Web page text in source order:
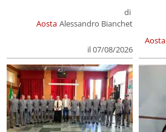
Aosta
di
Alessandro Bianchet
il 07/08/2026
Aosta